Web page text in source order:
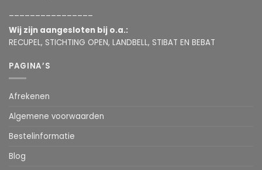
Wij zijn aangesloten bij o.a.:
RECUPEL, STICHTING OPEN, LANDBELL, STIBAT EN BEBAT
PAGINA’S
Afrekenen
Algemene voorwaarden
Bestelinformatie
Blog